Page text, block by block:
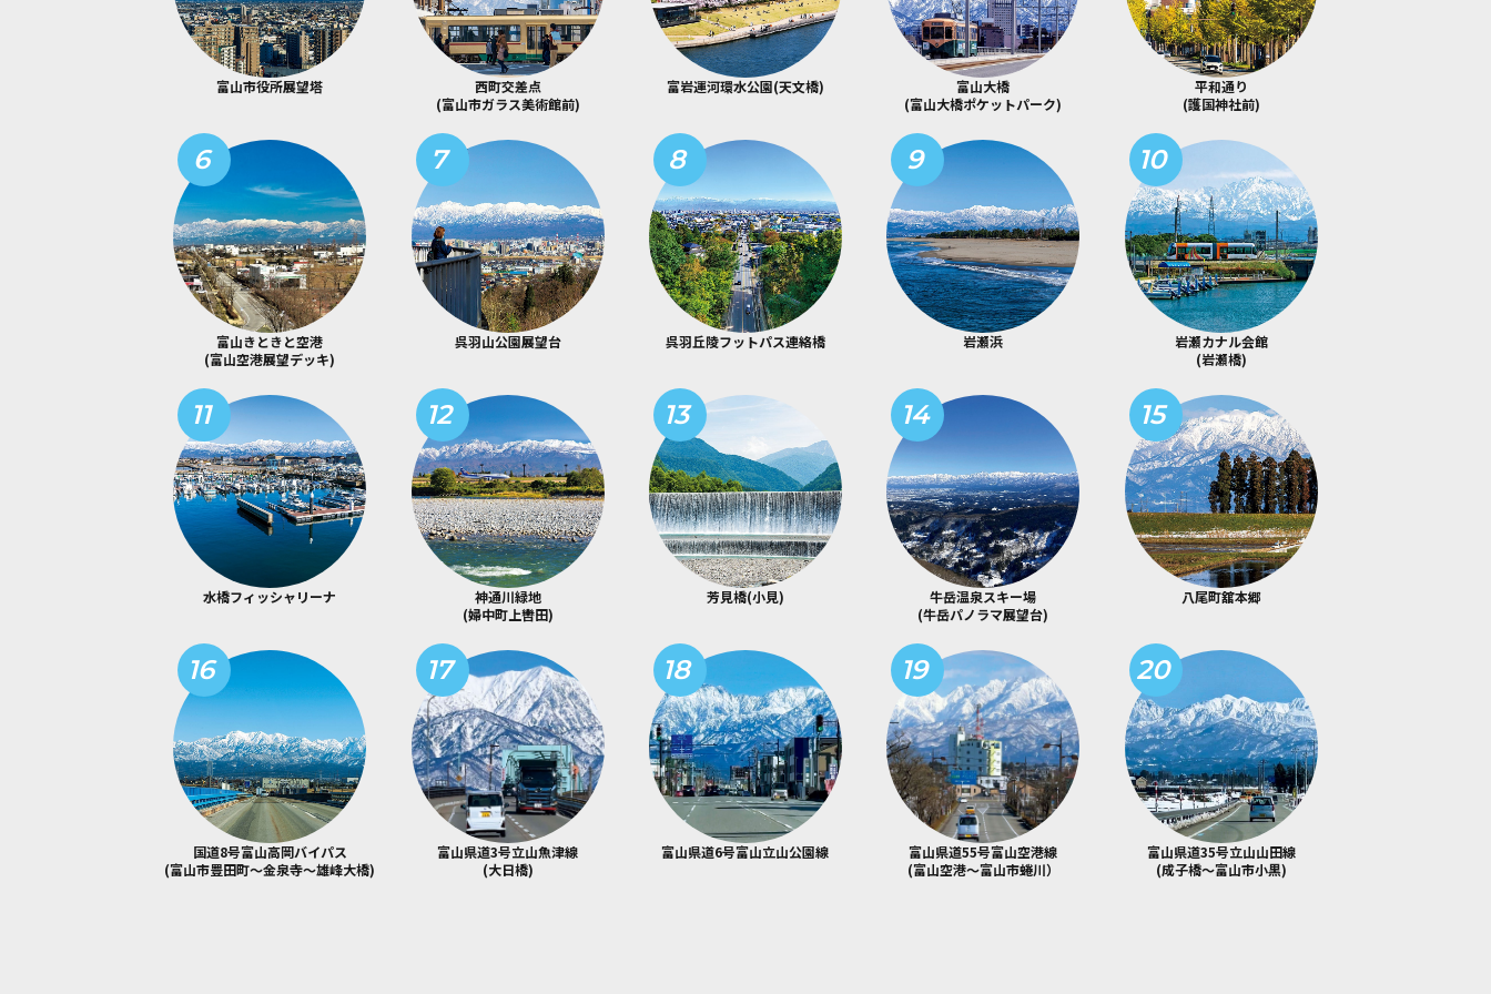
富山市役所展望塔
西町交差点
(富山市ガラス美術館前)
富岩運河環水公園(天文橋)
富山大橋
(富山大橋ポケットパーク)
平和通り
(護国神社前)
6
富山きときと空港
(富山空港展望デッキ)
7
呉羽山公園展望台
8
呉羽丘陵フットパス連絡橋
9
岩瀬浜
10
岩瀬カナル会館
(岩瀬橋)
11
水橋フィッシャリーナ
12
神通川緑地
(婦中町上轡田)
13
芳見橋(小見)
14
牛岳温泉スキー場
(牛岳パノラマ展望台)
15
八尾町舘本郷
16
国道8号富山高岡バイパス
(富山市豊田町～金泉寺～雄峰大橋)
17
富山県道3号立山魚津線
(大日橋)
18
富山県道6号富山立山公園線
19
富山県道55号富山空港線
(富山空港～富山市蜷川）
20
富山県道35号立山山田線
(成子橋～富山市小黒)